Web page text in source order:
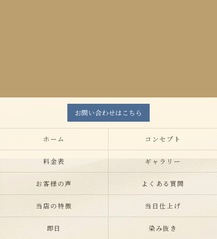
お問い合わせはこちら
ホーム コンセプト
料金表 ギャラリー
お客様の声 よくある質問
当店の特徴 当日仕上げ
即日 染み抜き